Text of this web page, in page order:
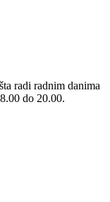
radi radnim danima
do 20.00.